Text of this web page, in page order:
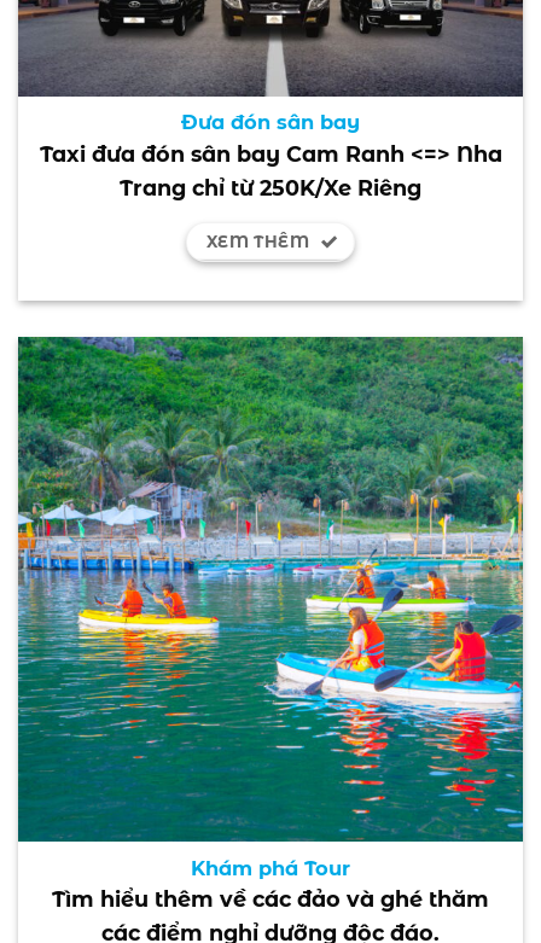
Đưa đón sân bay
Taxi đưa đón sân bay Cam Ranh <=> Nha
Trang chỉ từ 250K/Xe Riêng
XEM THÊM
Khám phá Tour
Tìm hiểu thêm về các đảo và ghé thăm
các điểm nghỉ dưỡng độc đáo.